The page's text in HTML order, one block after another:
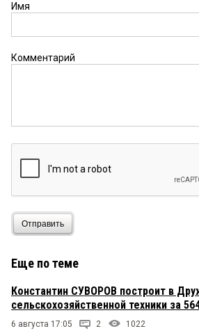
Имя
Комментарий
Отправить
Еще по теме
Константин СУВОРОВ построит в
сельскохозяйственной техники за
6 августа 17:05 2 1022